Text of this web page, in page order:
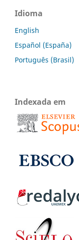
Idioma
English
Español (España)
Português (Brasil)
Indexada em